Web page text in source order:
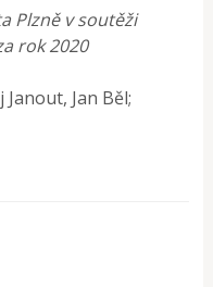
Plzně v soutěži
rok 2020
Jan Běl;